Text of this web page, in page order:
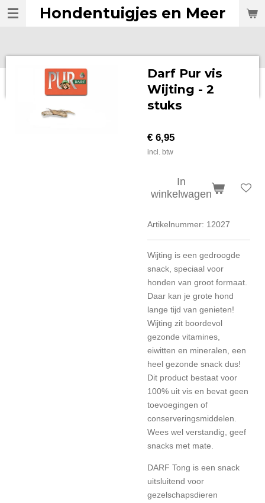
Ga
direct
hoofdinhoud
Hondentuigjes en Meer
Darf Pur vis
Wijting - 2
stuks
€ 6,95
incl. btw
In
winkelwagen
Artikelnummer: 12027
Wijting is een gedroogde
snack, speciaal voor
honden van groot formaat.
Daar kan je grote hond
lange tijd van genieten!
Wijting zit boordevol
gezonde vitamines,
eiwitten en mineralen, een
heel gezonde snack dus!
Dit product bestaat voor
100% uit vis en bevat geen
toevoegingen of
conserveringsmiddelen.
Wees wel verstandig, geef
snacks met mate.
DARF Tong is een snack
uitsluitend voor
gezelschapsdieren